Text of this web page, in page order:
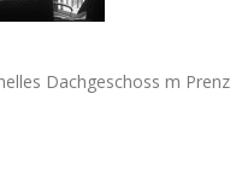
Dachgeschoss m